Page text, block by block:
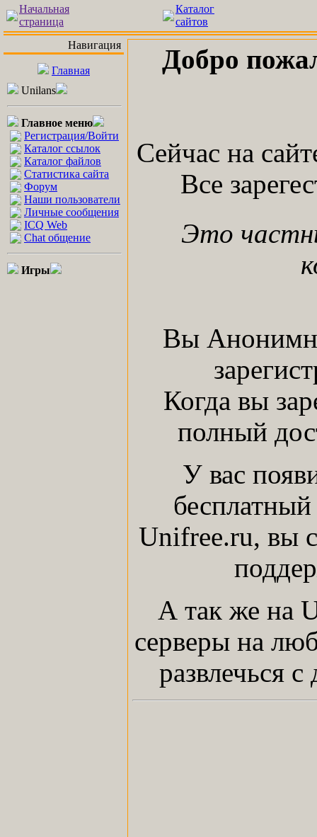
Начальная
страница
Каталог
сайтов
Навигация
Главная
Unilans
Главное меню
Регистрация/Войти
Каталог ссылок
Каталог файлов
Статистика сайта
Форум
Наши пользователи
Личные сообщения
ICQ Web
Chat общение
Игры
Добро
Сейчас на
Все
Это
Вы
Когда вы
полный
У вас
Unifree.ru, вы
А так же на
серверы на
развлечься